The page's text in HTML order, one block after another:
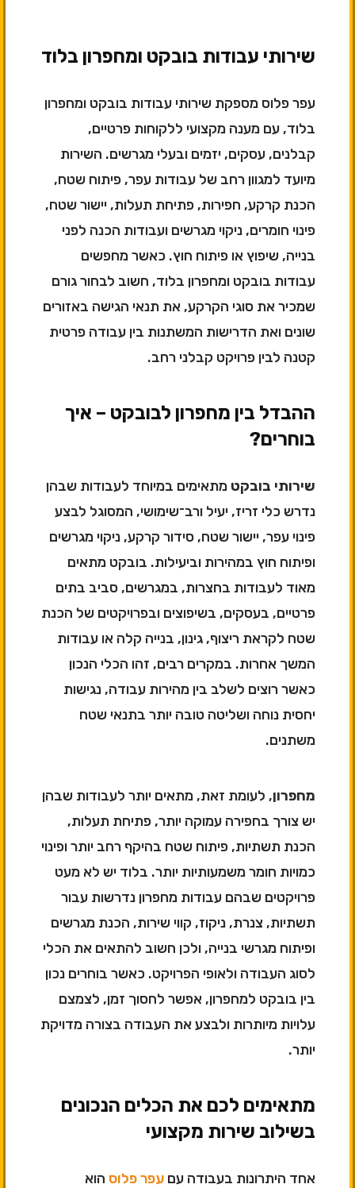
שירותי עבודות בובקט ומחפרון בלוד
עפר פלוס מספקת שירותי עבודות בובקט ומחפרון
בלוד, עם מענה מקצועי ללקוחות פרטיים,
קבלנים, עסקים, יזמים ובעלי מגרשים. השירות
מיועד למגוון רחב של עבודות עפר, פיתוח שטח,
הכנת קרקע, חפירות, פתיחת תעלות, יישור שטח,
פינוי חומרים, ניקוי מגרשים ועבודות הכנה לפני
בנייה, שיפוץ או פיתוח חוץ. כאשר מחפשים
עבודות בובקט ומחפרון בלוד, חשוב לבחור גורם
שמכיר את סוגי הקרקע, את תנאי הגישה באזורים
שונים ואת הדרישות המשתנות בין עבודה פרטית
קטנה לבין פרויקט קבלני רחב.
ההבדל בין מחפרון לבובקט – איך
בוחרים?
שירותי בובקט מתאימים במיוחד לעבודות שבהן
נדרש כלי זריז, יעיל ורב־שימושי, המסוגל לבצע
פינוי עפר, יישור שטח, סידור קרקע, ניקוי מגרשים
ופיתוח חוץ במהירות וביעילות. בובקט מתאים
מאוד לעבודות בחצרות, במגרשים, סביב בתים
פרטיים, בעסקים, בשיפוצים ובפרויקטים של הכנת
שטח לקראת ריצוף, גינון, בנייה קלה או עבודות
המשך אחרות. במקרים רבים, זהו הכלי הנכון
כאשר רוצים לשלב בין מהירות עבודה, נגישות
יחסית נוחה ושליטה טובה יותר בתנאי שטח
משתנים.
מחפרון, לעומת זאת, מתאים יותר לעבודות שבהן
יש צורך בחפירה עמוקה יותר, פתיחת תעלות,
הכנת תשתיות, פיתוח שטח בהיקף רחב יותר ופינוי
כמויות חומר משמעותיות יותר. בלוד יש לא מעט
פרויקטים שבהם עבודות מחפרון נדרשות עבור
תשתיות, צנרת, ניקוז, קווי שירות, הכנת מגרשים
ופיתוח מגרשי בנייה, ולכן חשוב להתאים את הכלי
לסוג העבודה ולאופי הפרויקט. כאשר בוחרים נכון
בין בובקט למחפרון, אפשר לחסוך זמן, לצמצם
עלויות מיותרות ולבצע את העבודה בצורה מדויקת
יותר.
מתאימים לכם את הכלים הנכונים
בשילוב שירות מקצועי
אחד היתרונות בעבודה עםעפר פלוס הוא